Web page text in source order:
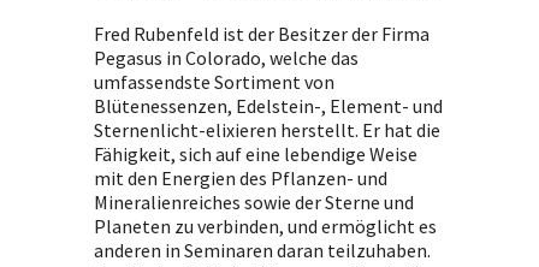
Fred Rubenfeld ist der Besitzer der Firma
Pegasus in Colorado, welche das
umfassendste Sortiment von
Blütenessenzen, Edelstein-, Element- und
Sternenlicht-elixieren herstellt. Er hat die
Fähigkeit, sich auf eine lebendige Weise
mit den Energien des Pflanzen- und
Mineralienreiches sowie der Sterne und
Planeten zu verbinden, und ermöglicht es
anderen in Seminaren daran teilzuhaben.